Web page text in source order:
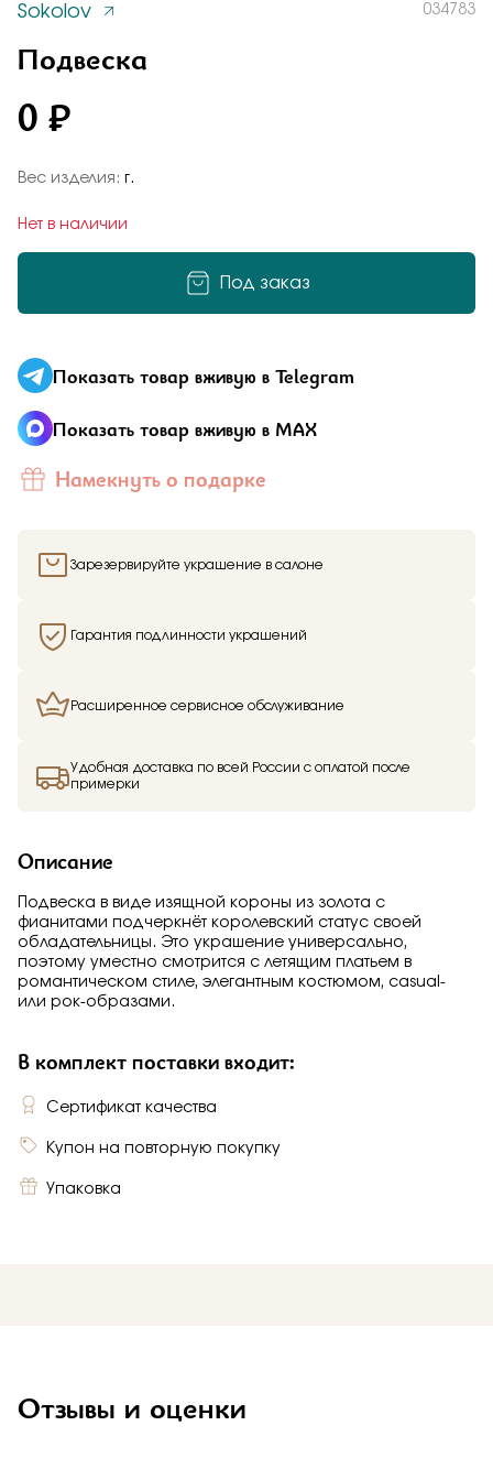
Sokolov 034783
Подвеска
0 ₽
Вес изделия: г.
Нет в наличии
Под заказ
Показать товар вживую в Telegram
Показать товар вживую в MAX
Намекнуть о подарке
Зарезервируйте украшение в салоне
Гарантия подлинности украшений
Расширенное сервисное обслуживание
Удобная доставка по всей России с оплатой после
примерки
Описание
Подвеска в виде изящной короны из золота с
фианитами подчеркнёт королевский статус своей
обладательницы. Это украшение универсально,
поэтому уместно смотрится с летящим платьем в
романтическом стиле, элегантным костюмом, casual-
или рок-образами.
В комплект поставки входит:
Сертификат качества
Купон на повторную покупку
Упаковка
Отзывы и оценки
Подвеска в виде изящной короны из золота с
своей обладательницы
034783
Добавьте фото
Подтверждаю, что я ознакомлен и согласен с условиями
Подтверждаю, что я ознакомлен и согласен с условиями
Здравствуйте,имя получателя
Мы узнали, что
намекнуть об этом.
Подтверждаю, что я ознакомлен и согласен с условиями
Заказать